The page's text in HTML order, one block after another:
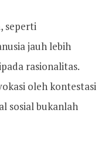
seperti
jauh lebih
rasionalitas.
oleh kontestasi
sosial bukanlah